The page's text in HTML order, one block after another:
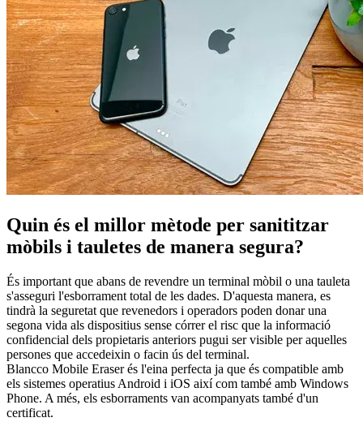
Quin és el millor mètode per sanititzar
mòbils i tauletes de manera segura?
És important que abans de revendre un terminal mòbil o una tauleta
s'asseguri l'esborrament total de les dades. D'aquesta manera, es
tindrà la seguretat que revenedors i operadors poden donar una
segona vida als dispositius sense córrer el risc que la informació
confidencial dels propietaris anteriors pugui ser visible per aquelles
persones que accedeixin o facin ús del terminal.
Blancco Mobile Eraser és l'eina perfecta ja que és compatible amb
els sistemes operatius Android i iOS així com també amb Windows
Phone. A més, els esborraments van acompanyats també d'un
certificat.